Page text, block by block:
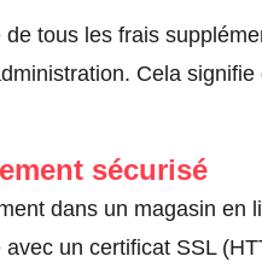
tous les frais
Cela
sécurisé
dans un magasin en
un certificat SSL